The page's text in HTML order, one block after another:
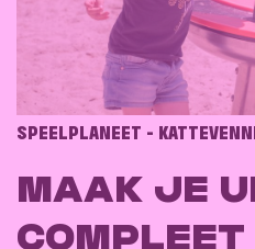
SPEELPLANEET -
MAAK JE
COMPLEET